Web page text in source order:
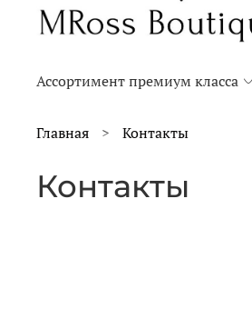
Ассортимент премиум класса
Главная Контакты
Контакты